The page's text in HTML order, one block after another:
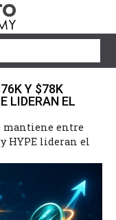
Y $78K
LIDERAN EL
mantiene entre
HYPE lideran el